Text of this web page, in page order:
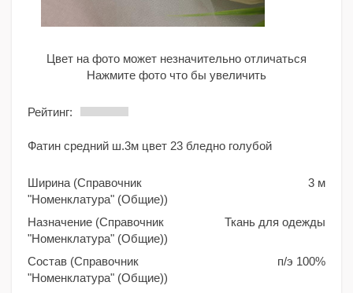
Цвет на фото может незначительно отличаться
Нажмите фото что бы увеличить
Рейтинг:
Фатин средний ш.3м цвет 23 бледно голубой
Ширина (Справочник
"Номенклатура" (Общие))
3 м
Назначение (Справочник
"Номенклатура" (Общие))
Ткань для одежды
Состав (Справочник
"Номенклатура" (Общие))
п/э 100%